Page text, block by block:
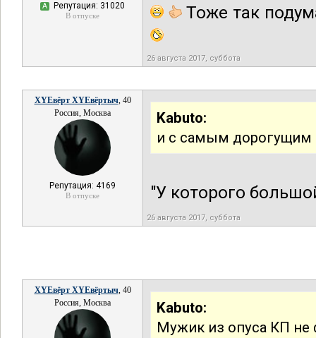
А Репутация: 31020
В отпуске Тоже так
26 августа 2017, суббота
XYEвёрт XYEвёртыч, 40
Россия, Москва
Репутация: 4169
В отпуске
Kabuto:
и с самым дорогущим
"У которого
26 августа 2017, суббота
XYEвёрт XYEвёртыч, 40
Россия, Москва
Kabuto:
Мужик из опуса КП не